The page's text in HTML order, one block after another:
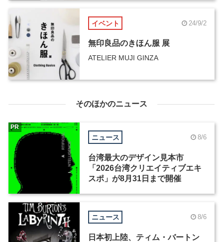
イベント 24/9/2
無印良品のきほん服 展
ATELIER MUJI GINZA
そのほかのニュース
ニュース 8/6
台湾最大のデザイン見本市
「2026台湾クリエイティブエキ
スポ」が8月31日まで開催
PR
ニュース 8/6
日本初上陸、ティム・バートン